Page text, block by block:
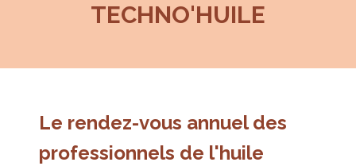
TECHNO'HUILE
Le rendez-vous annuel des
professionnels de l'huile